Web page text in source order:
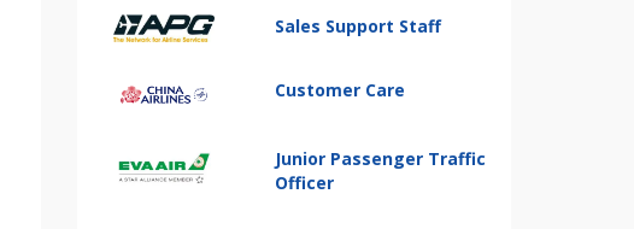
Sales Support Staff
Customer Care
Junior Passenger Traffic
Officer